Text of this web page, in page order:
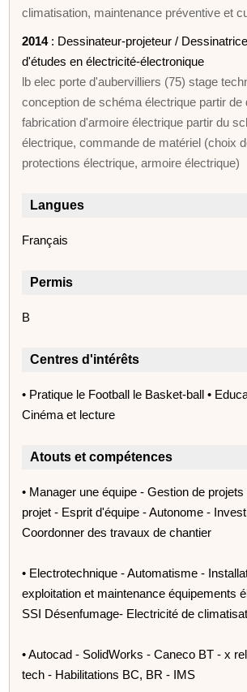
climatisation, maintenance préventive et
2014: Dessinateur-projeteur /
d'études en électricité-électronique
lb elec porte d'aubervilliers (75) stage
conception de schéma électrique partir de
fabrication d'armoire électrique partir du
électrique, commande de matériel (choix
protections électrique, armoire électrique)
Langues
Français
Permis
B
Centres d'intérêts
• Pratique le Football le Basket-ball •
Cinéma et lecture
Atouts et compétences
• Manager une équipe - Gestion de
projet - Esprit d'équipe - Autonome -
Coordonner des travaux de chantier
• Electrotechnique - Automatisme -
exploitation et maintenance équipements
SSI Désenfumage- Electricité de
• Autocad - SolidWorks - Caneco BT - x
tech - Habilitations BC, BR - IMS